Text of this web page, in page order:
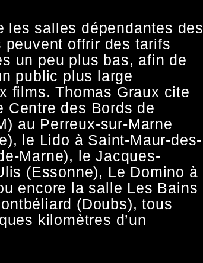
les salles dépendantes des
peuvent offrir des tarifs
un peu plus bas, afin de
public plus large
films. Thomas Graux cite
Centre des Bords de
au Perreux-sur-Marne
le Lido à Saint-Maur-des-
Marne), le Jacques-
(Essonne), Le Domino à
encore la salle Les Bains
(Doubs), tous
kilomètres d’un